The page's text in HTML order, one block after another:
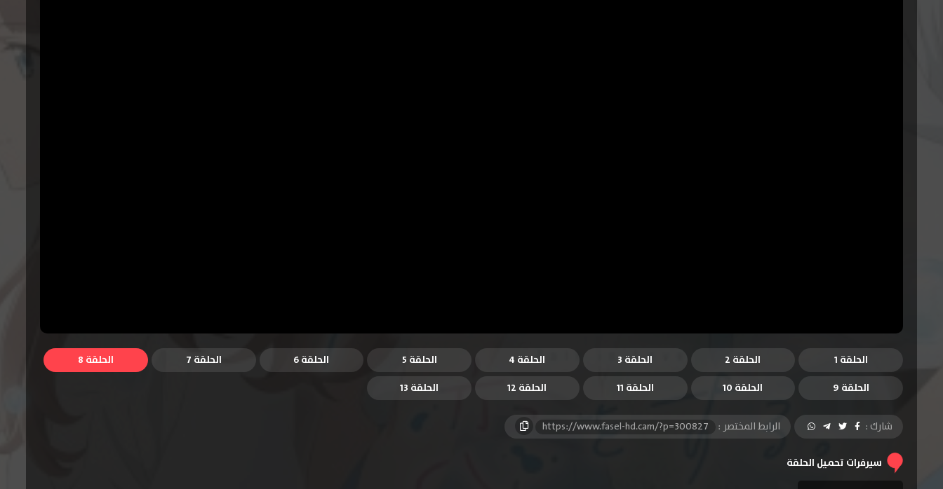
الحلقة 1 الحلقة 2 الحلقة 3 الحلقة 4 الحلقة 5 الحلقة 6 الحلقة 7
الحلقة 8
الحلقة 9
الحلقة 10 الحلقة 11 الحلقة 12 الحلقة 13
شارك : الرابط المختصر : https://www.fasel-hd.cam/?p=300827
سيرفرات تحميل الحلقة